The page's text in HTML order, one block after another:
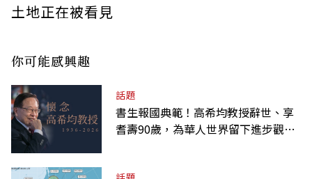
土地正在被看見
你可能感興趣
話題
書生報國典範！高希均教授辭世、享
耆壽90歲，為華人世界留下進步觀念